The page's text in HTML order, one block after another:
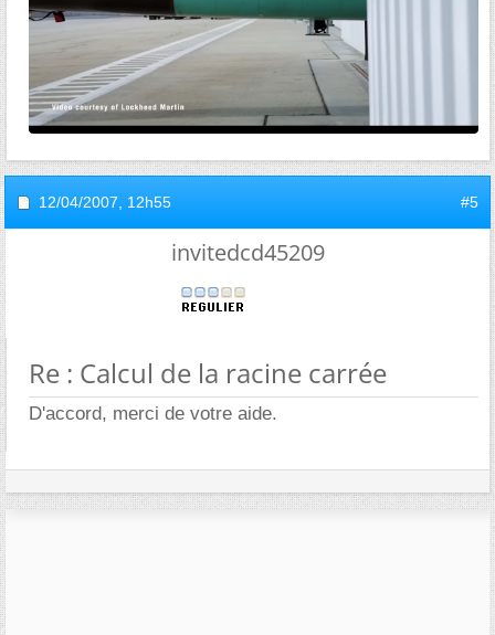
12/04/2007, 12h55 #5
invitedcd45209
Re : Calcul de la racine carrée
D'accord, merci de votre aide.